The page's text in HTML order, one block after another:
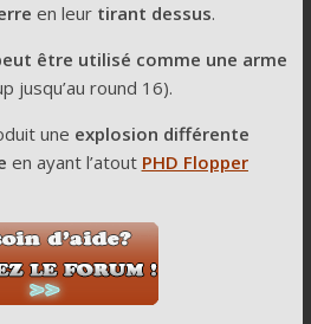
en leurtirant dessus.
être utilisé comme une arme
jusqu’au round 16).
une explosion différente
en ayant l’atout PHD Flopper